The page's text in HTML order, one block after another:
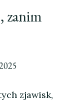
zanim
zjawisk,